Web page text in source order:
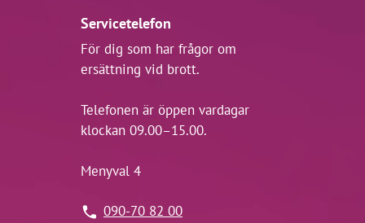
Servicetelefon
För dig som har frågor om
ersättning vid brott.
Telefonen är öppen vardagar
klockan 09.00–15.00.
Menyval 4
090-70 82 00